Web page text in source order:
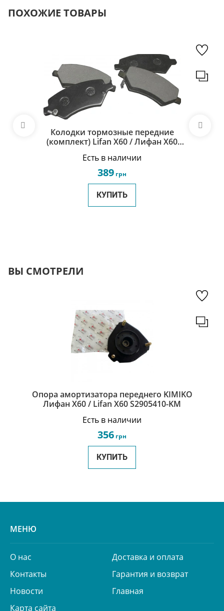
ПОХОЖИЕ ТОВАРЫ
Колодки тормозные передние
(комплект) Lifan X60 / Лифан Х60
Есть в наличии
389 грн
КУПИТЬ
ВЫ СМОТРЕЛИ
Опора амортизатора переднего KIMIKO
Лифан Х60 / Lifan X60 S2905410-KM
Есть в наличии
356 грн
КУПИТЬ
МЕНЮ
О нас
Доставка и оплата
Контакты
Гарантия и возврат
Новости
Главная
Карта сайта